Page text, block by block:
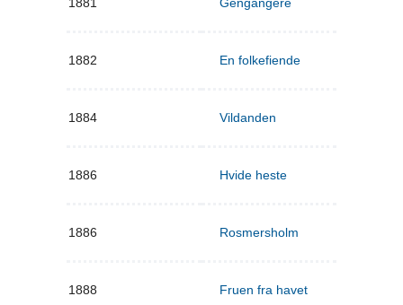
1882 En folkefiende
1884 Vildanden
1886 Hvide heste
1886 Rosmersholm
1888 Fruen fra havet